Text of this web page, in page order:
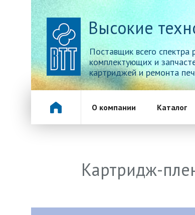
Высокие
Поставщик всего
комплектующих и
картриджей и ремонта
О компании Каталог
Картридж-